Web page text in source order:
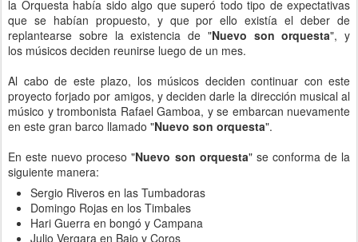
la Orquesta había sido algo que superó todo tipo de expectativas
que se habían propuesto, y que por ello existía el deber de
replantearse sobre la existencia de "Nuevo son orquesta", y
los músicos deciden reunirse luego de un mes.
Al cabo de este plazo, los músicos deciden continuar con este
proyecto forjado por amigos, y deciden darle la dirección musical al
músico y trombonista Rafael Gamboa, y se embarcan nuevamente
en este gran barco llamado "Nuevo son orquesta".
En este nuevo proceso"Nuevo son orquesta"se conforma de la
siguiente manera:
Sergio Riveros en las Tumbadoras
Domingo Rojas en los Timbales
Hari Guerra en bongó y Campana
Julio Vergara en Bajo y Coros